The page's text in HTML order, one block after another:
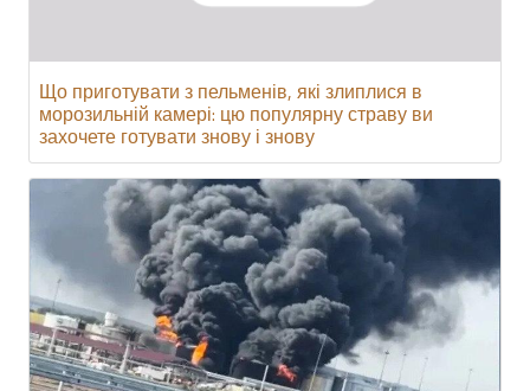
Що приготувати з пельменів, які злиплися в
морозильній камері: цю популярну страву ви
захочете готувати знову і знову